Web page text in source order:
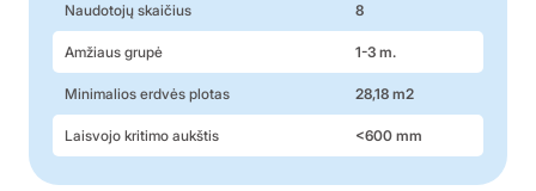
Naudotojų skaičius 8
Amžiaus grupė 1-3 m.
Minimalios erdvės plotas 28,18 m2
Laisvojo kritimo aukštis <600 mm